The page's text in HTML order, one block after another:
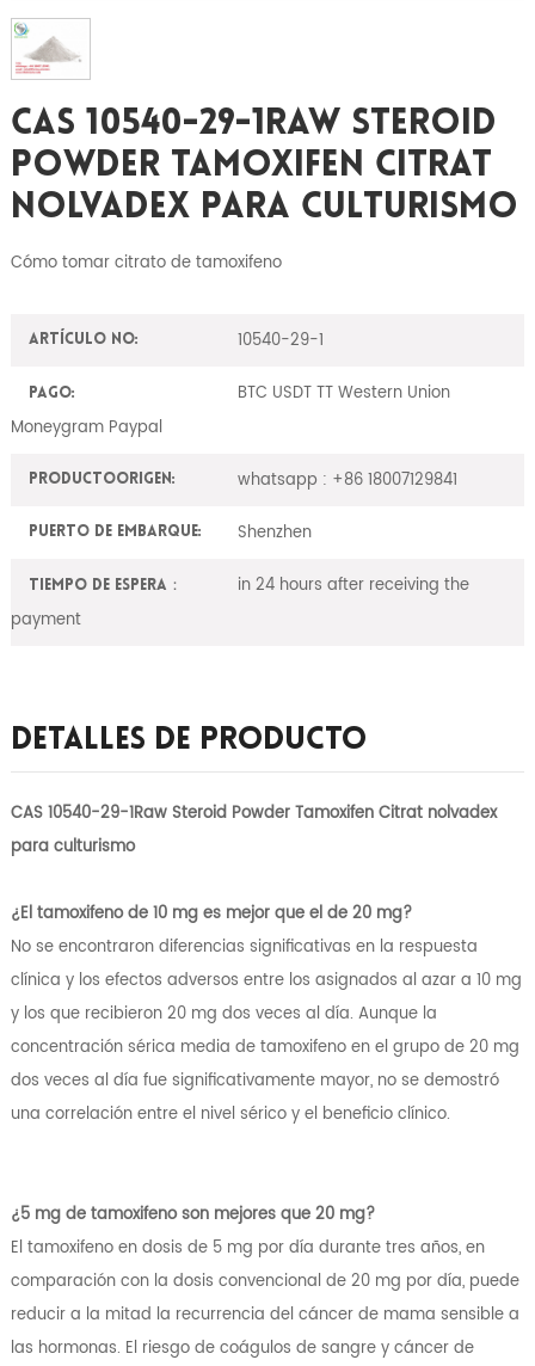
CAS 10540-29-1Raw Steroid
Powder Tamoxifen Citrat
Nolvadex Para Culturismo
Cómo tomar citrato de tamoxifeno
Artículo No: 10540-29-1
Pago:
BTC USDT TT Western Union
Moneygram Paypal
ProductoOrigen: whatsapp : +86 18007129841
Puerto de embarque: Shenzhen
Tiempo de espera：
in 24 hours after receiving the
payment
Detalles De Producto
CAS 10540-29-1Raw Steroid Powder Tamoxifen Citrat nolvadex
para culturismo
¿El tamoxifeno de 10 mg es mejor que el de 20 mg?
No se encontraron diferencias significativas en la respuesta
clínica y los efectos adversos entre los asignados al azar a 10 mg
y los que recibieron 20 mg dos veces al día. Aunque la
concentración sérica media de tamoxifeno en el grupo de 20 mg
dos veces al día fue significativamente mayor, no se demostró
una correlación entre el nivel sérico y el beneficio clínico.
¿5 mg de tamoxifeno son mejores que 20 mg?
El tamoxifeno en dosis de 5 mg por día durante tres años, en
comparación con la dosis convencional de 20 mg por día, puede
reducir a la mitad la recurrencia del cáncer de mama sensible a
las hormonas. El riesgo de coágulos de sangre y cáncer de